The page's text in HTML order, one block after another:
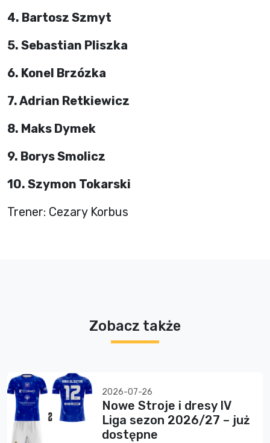
4. Bartosz Szmyt
5. Sebastian Pliszka
6. Konel Brzózka
7. Adrian Retkiewicz
8. Maks Dymek
9. Borys Smolicz
10. Szymon Tokarski
Trener: Cezary Korbus
Zobacz także
2026-07-26
Nowe Stroje i dresy IV
Liga sezon 2026/27 – już
dostępne